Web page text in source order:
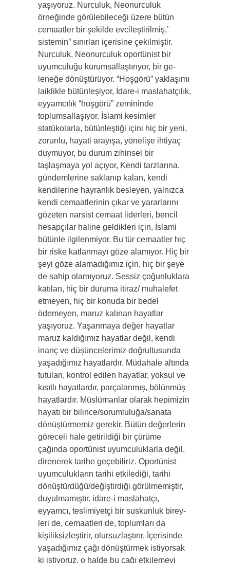
yaşıyoruz. Nurculuk, Neonurculuk
örneğinde görülebile­ceği üzere bütün
cemaatler bir şekilde evcileştirilmiş,’
sistemin” sınırları içerisine çekilmiştir.
Nurculuk, Neonurculuk oportünist bir
uyumculuğu kurumsallaştırıyor, bir ge­
leneğe dönüştürüyor. “Hoşgörü” yaklaşımı
laiklikle bütünle­şiyor, İdare-i maslahatçılık,
eyyamcılık “hoşgörü” zeminin­de
toplumsallaşıyor. İslami kesimler
statükolarla, bütünleş­tiği içini hiç bir yeni,
zorunlu, hayati arayışa, yönelişe ihtiyaç
duymuyor, bu durum zihinsel bir
taşlaşmaya yol açıyor, Kendi tarzlarına,
gündemlerine saklanıp kalan, kendi
kendile­rine hayranlık besleyen, yalnızca
kendi cemaatlerinin çıkar ve yararlarını
gözeten narsist cemaat liderleri, bencil
hesap­çılar haline geldikleri için, İslami
bütünle ilgilenmiyor. Bu tür cemaatler hiç
bir riske katlanmayı göze alamıyor. Hiç bir
şeyi göze alamadığımız için, hiç bir şeye
de sahip ola­mıyoruz. Sessiz çoğunluklara
katılan, hiç bir duruma itiraz/ muhalefet
etmeyen, hiç bir konuda bir bedel
ödemeyen, maruz kalınan hayatlar
yaşıyoruz. Yaşanmaya değer hayatlar
maruz kaldığımız hayatlar değil, kendi
inanç ve düşüncelerimiz doğrultusunda
yaşadığımız hayatlardır. Müdahale altında
tutulan, kontrol edilen hayatlar, yoksul ve
kısıtlı hayatlar­dır, parçalanmış, bölünmüş
hayatlardır. Müslümanlar olarak hepimizin
hayatı bir bilince/sorumluluğa/sanata
dönüştürme­miz gerekir. Bütün değerlerin
göreceli hale getirildiği bir çürüme
çağında oportünist uyumculuklarla değil,
direnerek ta­rihe geçebiliriz. Oportünist
uyumculukların tarihi etkilediği, tarihi
dönüştürdüğü/değiştirdiği görülmemiştir,
duyulmamıştır. idare-i maslahatçı,
eyyamcı, teslimiyetçi bir suskunluk birey­
leri de, cemaatleri de, toplumları da
kişiliksizleştirir, olursuzlaştırır. İçerisinde
yaşadığımız çağı dönüştürmek istiyorsak
ki istiyoruz, o halde bu çağı etkilemeyi